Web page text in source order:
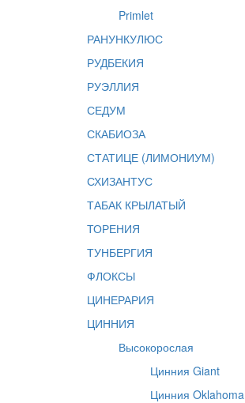
Primlet
РАНУНКУЛЮС
РУДБЕКИЯ
РУЭЛЛИЯ
СЕДУМ
СКАБИОЗА
СТАТИЦЕ (ЛИМОНИУМ)
СХИЗАНТУС
ТАБАК КРЫЛАТЫЙ
ТОРЕНИЯ
ТУНБЕРГИЯ
ФЛОКСЫ
ЦИНЕРАРИЯ
ЦИННИЯ
Высокорослая
Цинния Giant
Цинния Oklahoma